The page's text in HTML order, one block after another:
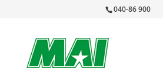
040-86 900